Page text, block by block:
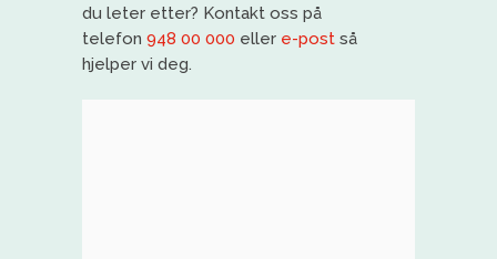
du leter etter? Kontakt oss på
telefon 948 00 000 eller e-post så
hjelper vi deg.